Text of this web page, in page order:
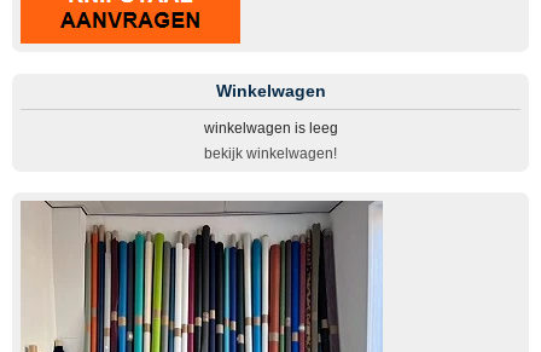
Winkelwagen
winkelwagen is leeg
bekijk winkelwagen!